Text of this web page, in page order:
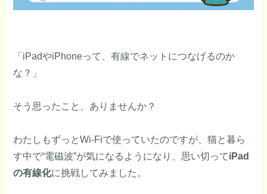
「iPadやiPhoneって、有線でネットにつなげるのか
な？」
そう思ったこと、ありませんか？
わたしもずっとWi-Fiで使っていたのですが、猫と暮ら
す中で“電磁波”が気になるようになり、思い切ってiPad
の有線化に挑戦してみました。